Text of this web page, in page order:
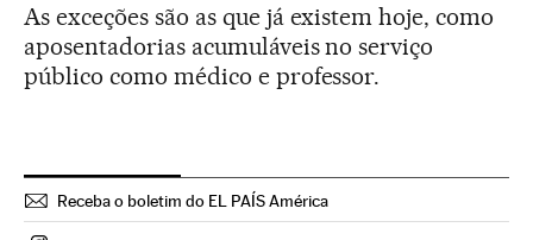
As exceções são as que já existem hoje, como
aposentadorias acumuláveis no serviço
público como médico e professor.
Receba o boletim do EL PAÍS América